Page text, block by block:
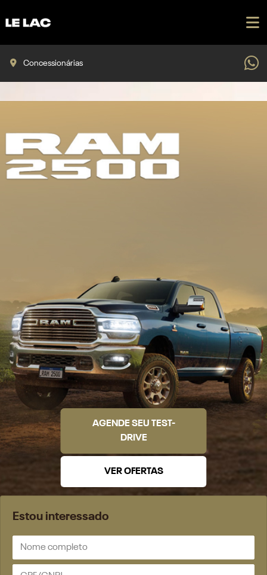
Concessionárias
Estou interessado
AGENDE SEU TEST-
DRIVE
VER OFERTAS